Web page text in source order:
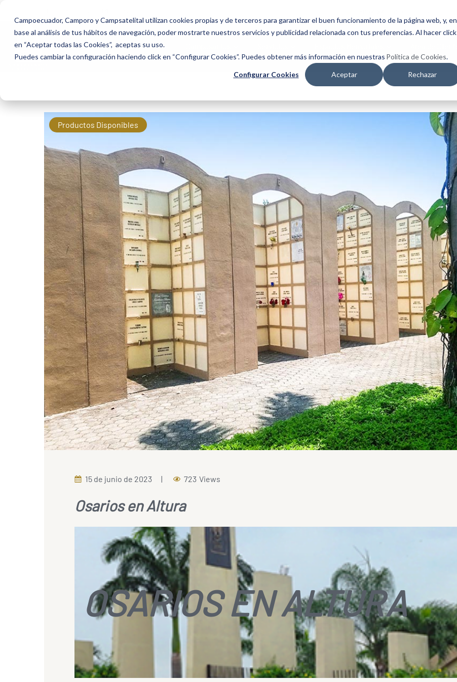
Campoecuador, Camporo y Campsatelital utilizan cookies propias y de terceros para garantizar el buen funcionamiento de la página web, y, en
base al análisis de tus hábitos de navegación, poder mostrarte nuestros servicios y publicidad relacionada con tus preferencias. Al hacer click
en “Aceptar todas las Cookies”, aceptas su uso.
Puedes cambiar la configuración haciendo click en “Configurar Cookies”. Puedes obtener más información en nuestras Política de Cookies.
Configurar Cookies Aceptar Rechazar
Inicio Nosotros
Productos Disponibles
15 de junio de 2023 723 Views
Osarios en Altura
OSARIOS EN ALTURA